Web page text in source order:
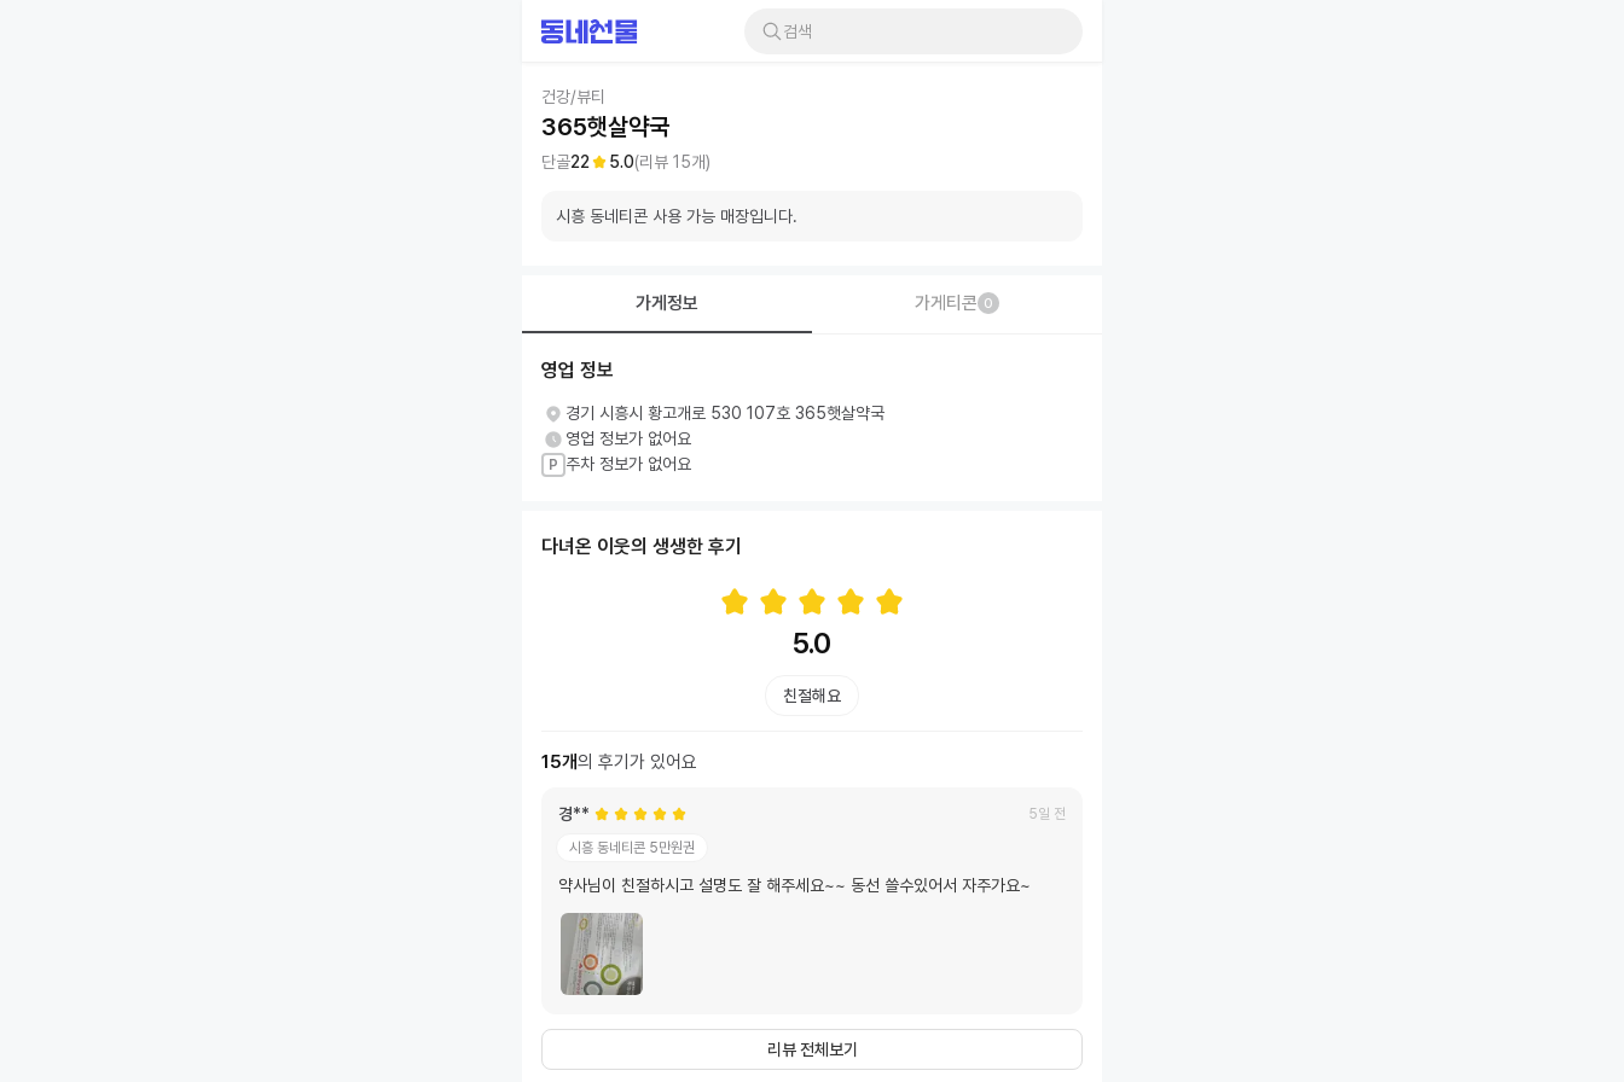
검색
건강/뷰티
365햇살약국
단골22 5.0(리뷰 15개)
시흥 동네티콘 사용 가능 매장입니다.
가게정보 가게티콘 0
영업 정보
경기 시흥시 황고개로 530 107호 365햇살약국
영업 정보가 없어요
P 주차 정보가 없어요
다녀온 이웃의 생생한 후기
5.0
친절해요
15개의 후기가 있어요
경**
5일 전
시흥 동네티콘 5만원권
약사님이 친절하시고 설명도 잘 해주세요~~ 동선 쓸수있어서 자주가요~
리뷰 전체보기